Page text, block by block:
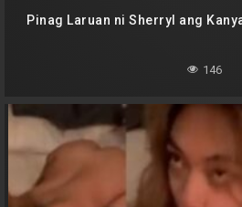
Pinag Laruan ni Sherryl ang
146